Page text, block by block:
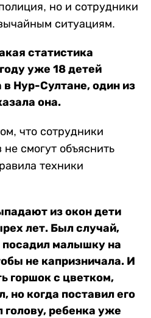
но и сотрудники
ситуациям.
статистика
уже 18 детей
в Нур-Султане, один из
она.
что сотрудники
смогут объяснить
техники
из окон дети
лет. Был случай,
посадил малышку на
не капризничала. И
горшок с цветком,
но когда поставил его
голову, ребенка уже